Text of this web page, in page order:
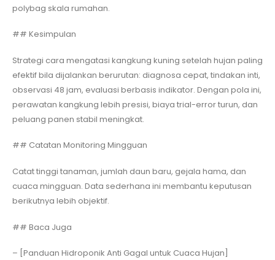
polybag skala rumahan.
## Kesimpulan
Strategi cara mengatasi kangkung kuning setelah hujan paling
efektif bila dijalankan berurutan: diagnosa cepat, tindakan inti,
observasi 48 jam, evaluasi berbasis indikator. Dengan pola ini,
perawatan kangkung lebih presisi, biaya trial-error turun, dan
peluang panen stabil meningkat.
## Catatan Monitoring Mingguan
Catat tinggi tanaman, jumlah daun baru, gejala hama, dan
cuaca mingguan. Data sederhana ini membantu keputusan
berikutnya lebih objektif.
## Baca Juga
– [Panduan Hidroponik Anti Gagal untuk Cuaca Hujan]